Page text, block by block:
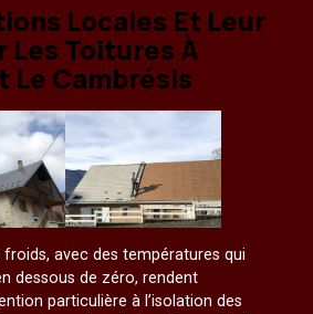
Locales Et Leur
Les Toitures À
Le Cambrésis
froids, avec des températures qui
dessous de zéro, rendent
particulière à l’isolation des